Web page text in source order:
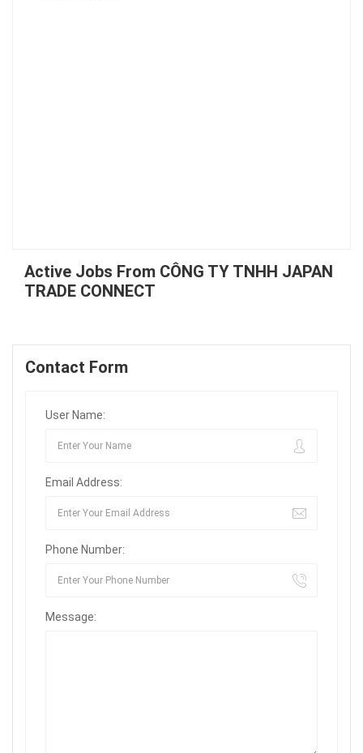
Active Jobs From CÔNG TY TNHH JAPAN
TRADE CONNECT
Contact Form
User Name:
Email Address:
Phone Number:
Message: